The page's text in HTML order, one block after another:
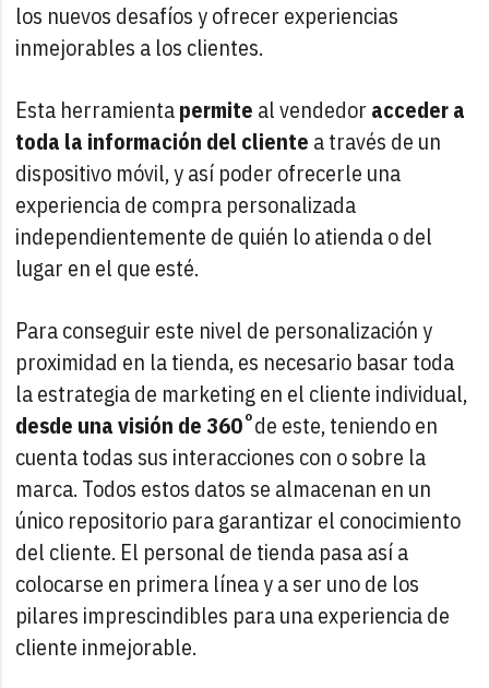
los nuevos desafíos y ofrecer experiencias
inmejorables a los clientes.
Esta herramientapermite al vendedor acceder a
toda la información del cliente a través de un
dispositivo móvil, y así poder ofrecerle una
experiencia de compra personalizada
independientemente de quién lo atienda o del
lugar en el que esté.
Para conseguir este nivel de personalización y
proximidad en la tienda, es necesario basar toda
la estrategia de marketing en el cliente individual,
desde una visión de 360˚de este, teniendo en
cuenta todas sus interacciones con o sobre la
marca. Todos estos datos se almacenan en un
único repositorio para garantizar el conocimiento
del cliente. El personal de tienda pasa así a
colocarse en primera línea y a ser uno de los
pilares imprescindibles para una experiencia de
cliente inmejorable.